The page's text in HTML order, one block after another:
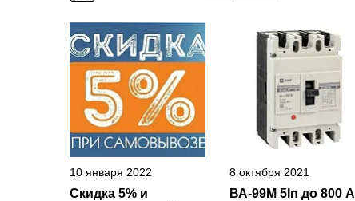
10 января 2022
Скидка 5% и
8 октября 2021
ВА-99М 5In до 800 А